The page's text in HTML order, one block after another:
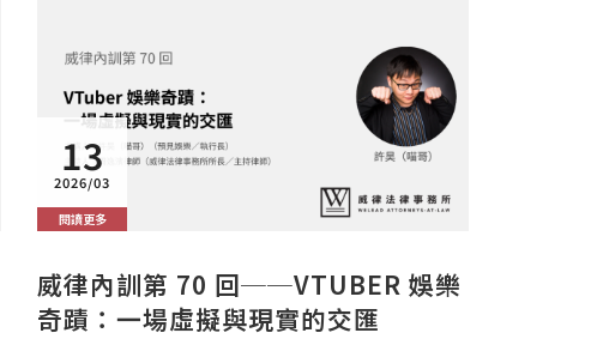
13
2026/03
閱讀更多
威律內訓第 70 回──VTUBER 娛樂
奇蹟：一場虛擬與現實的交匯